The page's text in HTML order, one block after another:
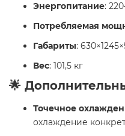
Энергопитание:
Потребляемая
Габариты:
Вес: 101,5 кг​
🌟
Точечное
охлаждение